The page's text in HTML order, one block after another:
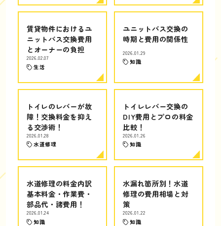
賃貸物件におけるユ
ニットバス交換費用
とオーナーの負担
2026.02.07
生活
ユニットバス交換の
時期と費用の関係性
2026.01.29
知識
トイレのレバーが故
障！交換料金を抑え
る交渉術！
2026.01.28
水道修理
トイレレバー交換の
DIY費用とプロの料金
比較！
2026.01.26
知識
水道修理の料金内訳
基本料金・作業費・
部品代・諸費用！
2026.01.24
知識
水漏れ箇所別！水道
修理の費用相場と対
策
2026.01.22
知識